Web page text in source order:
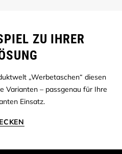
ZU IHRER
„Werbetaschen“ diesen
Varianten – passgenau für Ihre
Einsatz.